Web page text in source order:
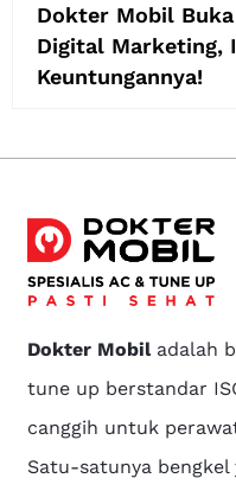
Dokter Mobil
Digital Marketing,
Keuntungannya!
Dokter Mobiladalah
tune up berstandar
canggih untuk
Satu-satunya bengkel